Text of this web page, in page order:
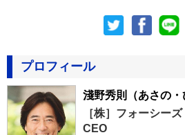
プロフィール
淺野秀則
（あさの
［株］フォーシー
CEO